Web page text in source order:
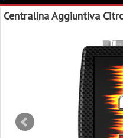
Centralina Aggiuntiva